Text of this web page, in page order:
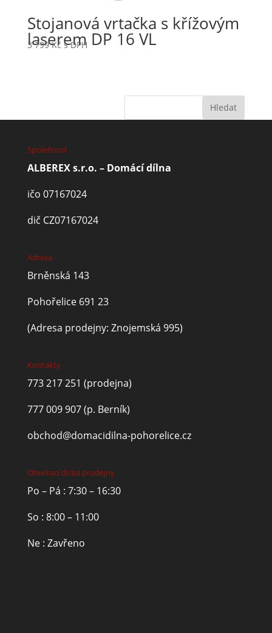
Stojanová vrtačka s křížovým
laserem DP 16 VL
3 799Kč s DPH
Společnost
ALBEREX s.r.o. – Domácí dílna
ičo 07167024
dič CZ07167024
Adresa
Brněnská 143
Pohořelice 691 23
(Adresa prodejny: Znojemská 995)
Kontakty
773 217 251 (prodejna)
777 009 907(p. Berník)
obchod@domacidilna-pohorelice.cz
Otevírací doba prodejny
Po – Pá : 7:30 – 16:30
So : 8:00 – 11:00
Ne : Zavřeno